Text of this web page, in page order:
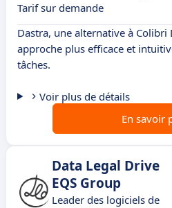
Tarif sur demande
Dastra, une alternative à
approche plus efficace et
tâches.
Voir plus de détails
En savoir
Data Legal Drive
EQS Group
Leader des logiciels de